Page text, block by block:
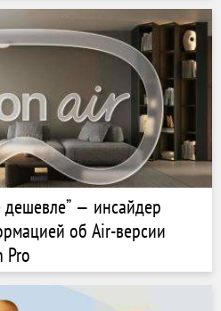
дешевле” — инсайдер
об Air-версии
Pro